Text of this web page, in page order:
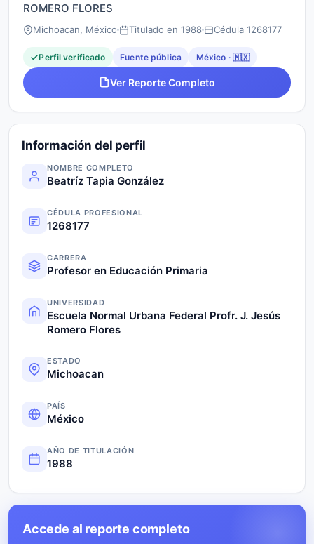
ROMERO FLORES
Michoacan, México Titulado en 1988 Cédula 1268177
Perfil verificado Fuente pública México · 🇲🇽
Ver Reporte Completo
Información del perfil
NOMBRE COMPLETO
Beatríz Tapia González
CÉDULA PROFESIONAL
1268177
CARRERA
Profesor en Educación Primaria
UNIVERSIDAD
Escuela Normal Urbana Federal Profr. J. Jesús
Romero Flores
ESTADO
Michoacan
PAÍS
México
AÑO DE TITULACIÓN
1988
Accede al reporte completo